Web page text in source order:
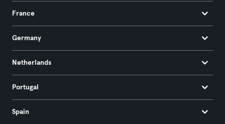
France
Germany
Netherlands
Portugal
Spain